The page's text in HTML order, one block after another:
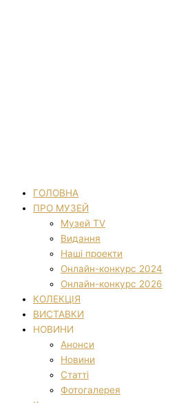
ГОЛОВНА
ПРО МУЗЕЙ
Музей TV
Видання
Наші проекти
Онлайн-конкурс 2024
Онлайн-конкурс 2026
КОЛЕКЦІЯ
ВИСТАВКИ
НОВИНИ
Анонси
Новини
Статті
Фотогалерея